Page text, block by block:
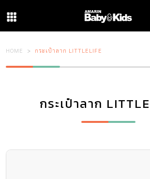
HOME กระเป๋าลาก LITTLELIFE
กระเป๋าลาก